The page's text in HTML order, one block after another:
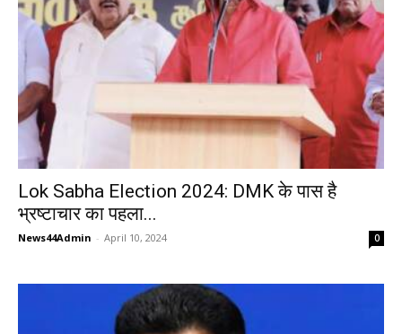
Lok Sabha Election 2024: DMK के पास है
भ्रष्टाचार का पहला...
News44Admin - April 10, 2024 0